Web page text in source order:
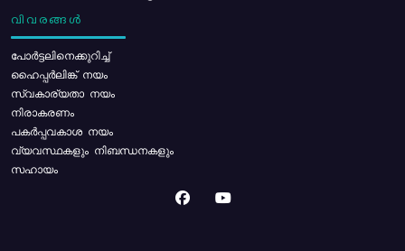
വിവരങ്ങൾ
പോര്‍ട്ടലിനെക്കുറിച്ച്
ഹൈപ്പർലിങ്ക് നയം
സ്വകാര്യതാ നയം
നിരാകരണം
പകർപ്പവകാശ നയം
വ്യവസ്ഥകളും നിബന്ധനകളും
സഹായം